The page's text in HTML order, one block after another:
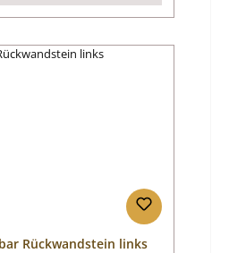
Rückwandstein links